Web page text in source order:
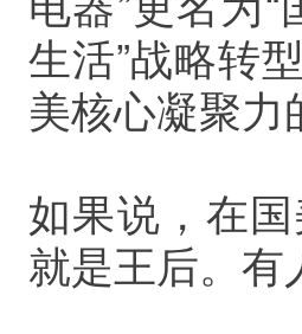
生活”战略转
美核心凝聚力
如果说，在
就是王后。